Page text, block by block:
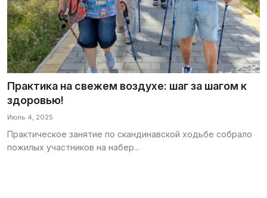
Практика на свежем воздухе: шаг за шагом к
здоровью!
Июль 4, 2025
Практическое занятие по скандинавской ходьбе собрало
пожилых участников на набер...